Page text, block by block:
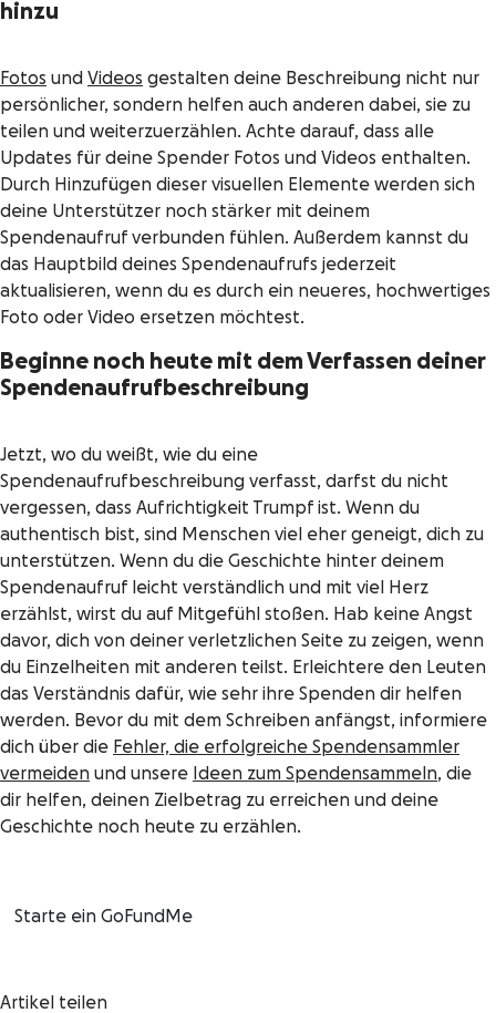
hinzu
Fotos und Videos gestalten deine Beschreibung nicht nur
persönlicher, sondern helfen auch anderen dabei, sie zu
teilen und weiterzuerzählen. Achte darauf, dass alle
Updates für deine Spender Fotos und Videos enthalten.
Durch Hinzufügen dieser visuellen Elemente werden sich
deine Unterstützer noch stärker mit deinem
Spendenaufruf verbunden fühlen. Außerdem kannst du
das Hauptbild deines Spendenaufrufs jederzeit
aktualisieren, wenn du es durch ein neueres, hochwertiges
Foto oder Video ersetzen möchtest.
Beginne noch heute mit dem Verfassen deiner
Spendenaufrufbeschreibung
Jetzt, wo du weißt, wie du eine
Spendenaufrufbeschreibung verfasst, darfst du nicht
vergessen, dass Aufrichtigkeit Trumpf ist. Wenn du
authentisch bist, sind Menschen viel eher geneigt, dich zu
unterstützen. Wenn du die Geschichte hinter deinem
Spendenaufruf leicht verständlich und mit viel Herz
erzählst, wirst du auf Mitgefühl stoßen. Hab keine Angst
davor, dich von deiner verletzlichen Seite zu zeigen, wenn
du Einzelheiten mit anderen teilst. Erleichtere den Leuten
das Verständnis dafür, wie sehr ihre Spenden dir helfen
werden. Bevor du mit dem Schreiben anfängst, informiere
dich über die Fehler, die erfolgreiche Spendensammler
vermeiden und unsere Ideen zum Spendensammeln, die
dir helfen, deinen Zielbetrag zu erreichen und deine
Geschichte noch heute zu erzählen.
Starte ein GoFundMe
Artikel teilen